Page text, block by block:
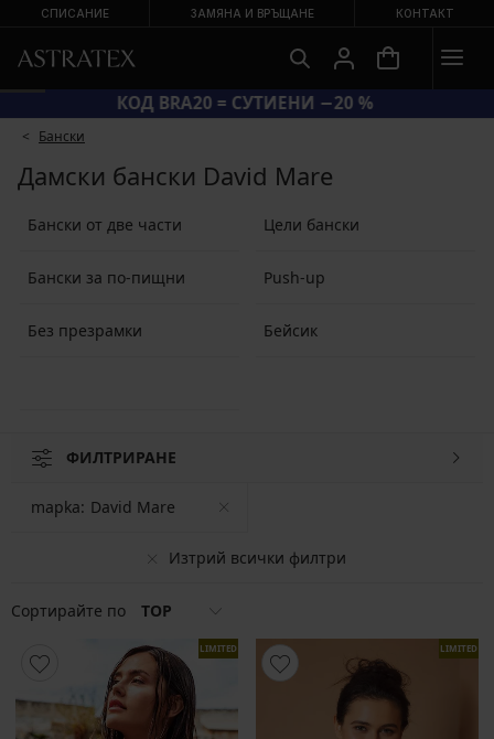
СПИСАНИЕ ЗАМЯНА И ВРЪЩАНЕ КОНТАКТ
КОД BRA20 = СУТИЕНИ −20 %
Бански
Дамски бански David Mare
Бански от две части Цели бански
Бански за по-пищни Push-up
Без презрамки Бейсик
ФИЛТРИРАНЕ
Изтрий всички филтри
mapka: David Mare
Сортирайте по TOP
LIMITED LIMITED